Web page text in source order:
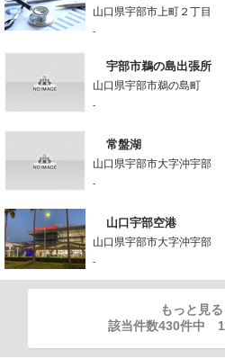
山口県宇部市上町２丁目
-
宇部市鵜の島出張所
山口県宇部市鵜の島町
-
常盤湖
山口県宇部市大字沖宇部
-
山口宇部空港
山口県宇部市大字沖宇部
-
もっと見る
該当件数430件中